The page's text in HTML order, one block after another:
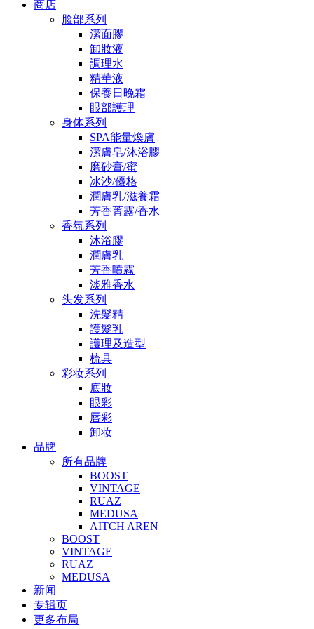
商店
脸部系列
潔面膠
卸妝液
調理水
精華液
保養日晚霜
眼部護理
身体系列
SPA能量煥膚
潔膚皂/沐浴膠
磨砂膏/蜜
冰沙/優格
潤膚乳/滋養霜
芳香菁露/香水
香氛系列
沐浴膠
潤膚乳
芳香噴霧
淡雅香水
头发系列
洗髮精
護髮乳
護理及造型
梳具
彩妆系列
底妝
眼彩
唇彩
卸妆
品牌
所有品牌
BOOST
VINTAGE
RUAZ
MEDUSA
AITCH AREN
BOOST
VINTAGE
RUAZ
MEDUSA
新闻
专辑页
更多布局